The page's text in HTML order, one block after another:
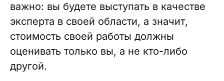
важно: вы будете выступать в качестве
эксперта в своей области, а значит,
стоимость своей работы должны
оценивать только вы, а не кто-либо
другой.